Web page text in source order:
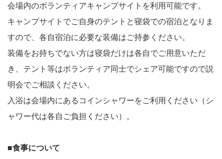
会場内のボランティアキャンプサイトを利用可能です。
キャンプサイトでご自身のテントと寝袋での宿泊となりま
すので、各自宿泊に必要な装備はご持参ください。
装備をお持ちでない方は寝袋だけは各自でご用意いただ
き、テント等はボランティア同士でシェア可能ですので説
明会でご相談ください。
入浴は会場内にあるコインシャワーをご利用ください（シ
ャワー代は各自ご負担ください）。
■食事について